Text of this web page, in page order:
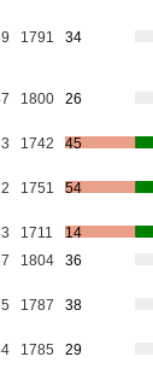
1791 34
1800 26
1742 45
1751 54
1711
14
1804 36
1787 38
1785 29